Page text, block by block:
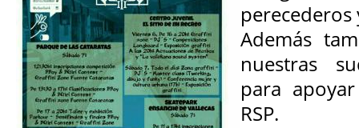
perecederos
Además
nuestras
para
RSP.